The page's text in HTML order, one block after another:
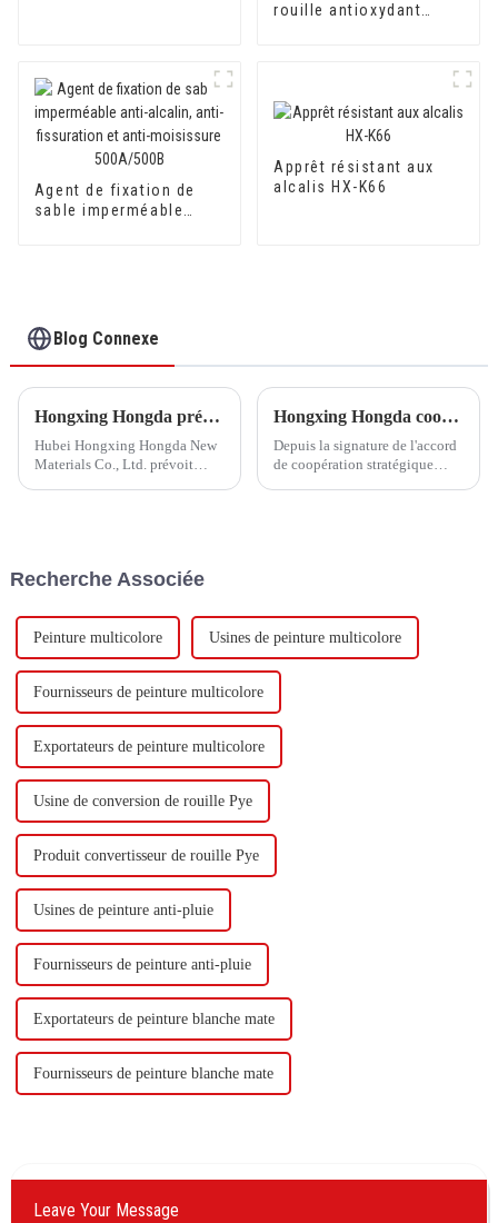
rouille antioxydant
Agent de fixation de
sable imperméable
Apprêt résistant aux
alcalis HX-K66
Blog Connexe
Hongxing Hongda prévoit d'investir 1,6 milliard de yuans pour construire une nouvelle usine de production d'émulsion d'une capacité de production de 510 000 tonnes par an.
Hubei Hongxing Hongda New
Materials Co., Ltd. prévoit
base d'eau et 60 000 tonnes de
Hongxing Hongda coopère avec Keshun Waterproof Technology Co., Ltd pour apporter un nouvel avenir à l'industrie
Depuis la signature de l'accord
de coopération stratégique
Recherche Associée
Peinture multicolore Usines de peinture multicolore
Fournisseurs de peinture multicolore
Exportateurs de peinture multicolore
Usine de conversion de rouille Pye
Produit convertisseur de rouille Pye
Usines de peinture anti-pluie
Fournisseurs de peinture anti-pluie
Exportateurs de peinture blanche mate
Fournisseurs de peinture blanche mate
Leave Your Message